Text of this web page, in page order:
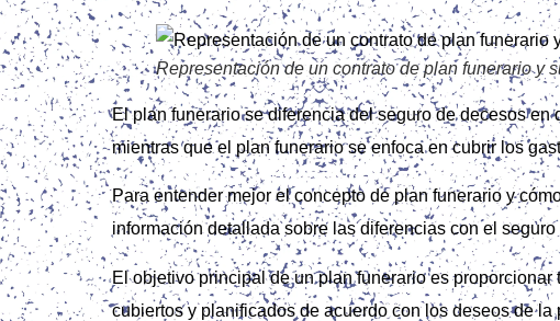
Representación de un contrato de plan funerario y
El plan funerario se diferencia del seguro de decesos
mientras que el plan funerario se enfoca en cubrir los
Para entender mejor el concepto de plan funerario y
información detallada sobre las diferencias con el
El objetivo principal de un plan funerario es
cubiertos y planificados de acuerdo con los deseos de la